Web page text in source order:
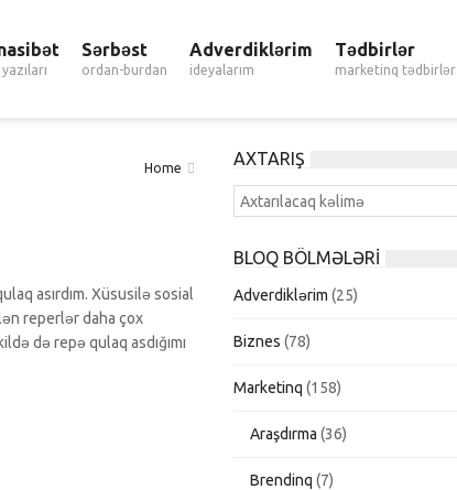
Sərbəst
ordan-burdan
Adverdiklərim
ideyalarım
Tədbirlər
marketinq tədbirlər
Home
asırdım. Xüsusilə sosial
reperlər daha çox
də repə qulaq asdığımı
AXTARIŞ
BLOQ BÖLMƏLƏRI
Adverdiklərim (25)
Biznes (78)
Marketinq (158)
Araşdırma (36)
Brendinq (7)